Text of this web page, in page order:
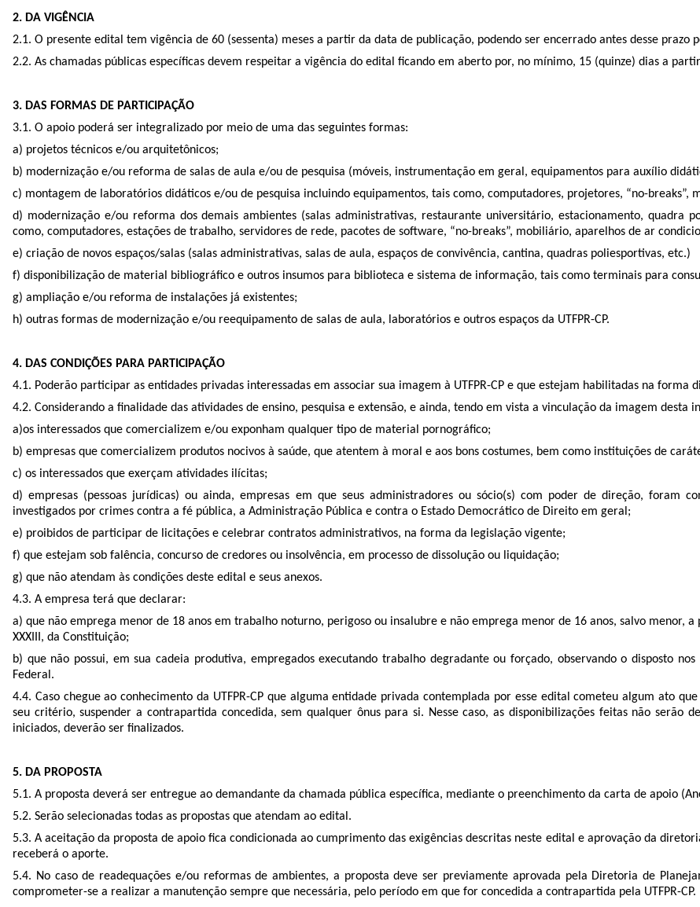
2. DA VIGÊNCIA
2.1. O presente edital tem vigência de 60 (sessenta) meses a partir da data de publicação, podendo ser encerrado antes desse prazo
2.2. As chamadas públicas específicas devem respeitar a vigência do edital ficando em aberto por, no mínimo, 15 (quinze) dias a
3. DAS FORMAS DE PARTICIPAÇÃO
3.1. O apoio poderá ser integralizado por meio de uma das seguintes formas:
a) projetos técnicos e/ou arquitetônicos;
b) modernização e/ou reforma de salas de aula e/ou de pesquisa (móveis, instrumentação em geral, equipamentos para auxílio
c) montagem de laboratórios didáticos e/ou de pesquisa incluindo equipamentos, tais como, computadores, projetores, “no-breaks”,
d) modernização e/ou reforma dos demais ambientes (salas administrativas, restaurante universitário, estacionamento, quadra
como, computadores, estações de trabalho, servidores de rede, pacotes de software, “no-breaks”, mobiliário, aparelhos de ar
e) criação de novos espaços/salas (salas administrativas, salas de aula, espaços de convivência, cantina, quadras poliesportivas, etc.)
f) disponibilização de material bibliográfico e outros insumos para biblioteca e sistema de informação, tais como terminais para
g) ampliação e/ou reforma de instalações já existentes;
h) outras formas de modernização e/ou reequipamento de salas de aula, laboratórios e outros espaços da UTFPR-CP.
4. DAS CONDIÇÕES PARA PARTICIPAÇÃO
4.1. Poderão participar as entidades privadas interessadas em associar sua imagem à UTFPR-CP e que estejam habilitadas na forma
4.2. Considerando a finalidade das atividades de ensino, pesquisa e extensão, e ainda, tendo em vista a vinculação da imagem
a)os interessados que comercializem e/ou exponham qualquer tipo de material pornográfico;
b) empresas que comercializem produtos nocivos à saúde, que atentem à moral e aos bons costumes, bem como instituições de
c) os interessados que exerçam atividades ilícitas;
d) empresas (pessoas jurídicas) ou ainda, empresas em que seus administradores ou sócio(s) com poder de direção, foram
investigados por crimes contra a fé pública, a Administração Pública e contra o Estado Democrático de Direito em geral;
e) proibidos de participar de licitações e celebrar contratos administrativos, na forma da legislação vigente;
f) que estejam sob falência, concurso de credores ou insolvência, em processo de dissolução ou liquidação;
g) que não atendam às condições deste edital e seus anexos.
4.3. A empresa terá que declarar:
a) que não emprega menor de 18 anos em trabalho noturno, perigoso ou insalubre e não emprega menor de 16 anos, salvo menor,
XXXIII, da Constituição;
b) que não possui, em sua cadeia produtiva, empregados executando trabalho degradante ou forçado, observando o disposto
Federal.
4.4. Caso chegue ao conhecimento da UTFPR-CP que alguma entidade privada contemplada por esse edital cometeu algum ato
seu critério, suspender a contrapartida concedida, sem qualquer ônus para si. Nesse caso, as disponibilizações feitas não serão
iniciados, deverão ser finalizados.
5. DA PROPOSTA
5.1. A proposta deverá ser entregue ao demandante da chamada pública específica, mediante o preenchimento da carta de apoio
5.2. Serão selecionadas todas as propostas que atendam ao edital.
5.3. A aceitação da proposta de apoio fica condicionada ao cumprimento das exigências descritas neste edital e aprovação da
receberá o aporte.
5.4. No caso de readequações e/ou reformas de ambientes, a proposta deve ser previamente aprovada pela Diretoria de
comprometer-se a realizar a manutenção sempre que necessária, pelo período em que for concedida a contrapartida pela UTFPR-CP.